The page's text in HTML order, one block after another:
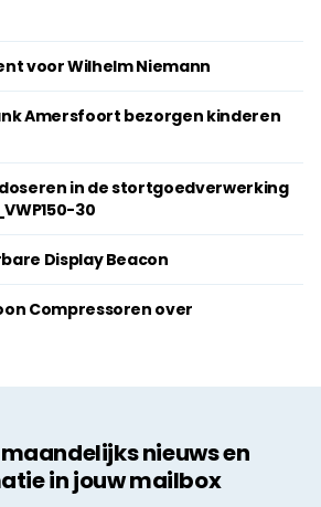
voor Wilhelm Niemann
Amersfoort bezorgen kinderen
in de stortgoedverwerking
30
Display Beacon
Compressoren over
nieuws en
in jouw mailbox